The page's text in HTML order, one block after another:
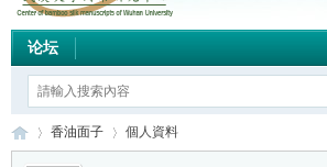
论坛
香油面子 個人資料